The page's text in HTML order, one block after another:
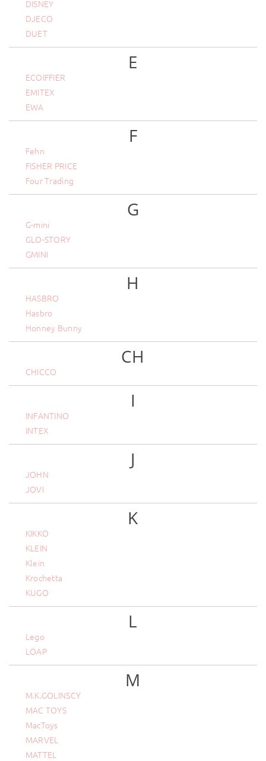
DISNEY
DJECO
DUET
E
ECOIFFIER
EMITEX
EWA
F
Fehn
FISHER PRICE
Four Trading
G
G-mini
GLO-STORY
GMINI
H
HASBRO
Hasbro
Honney Bunny
CH
CHICCO
I
INFANTINO
INTEX
J
JOHN
JOVI
K
KIKKO
KLEIN
Klein
Krochetta
KUGO
L
Lego
LOAP
M
M.K.GOLINSCY
MAC TOYS
MacToys
MARVEL
MATTEL